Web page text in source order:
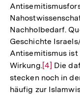
Nachholbedarf.
Geschichte
Antisemitismus
Wirkung.Zur
Auflösung
der
[4] Die
stecken noch in
häufig zur